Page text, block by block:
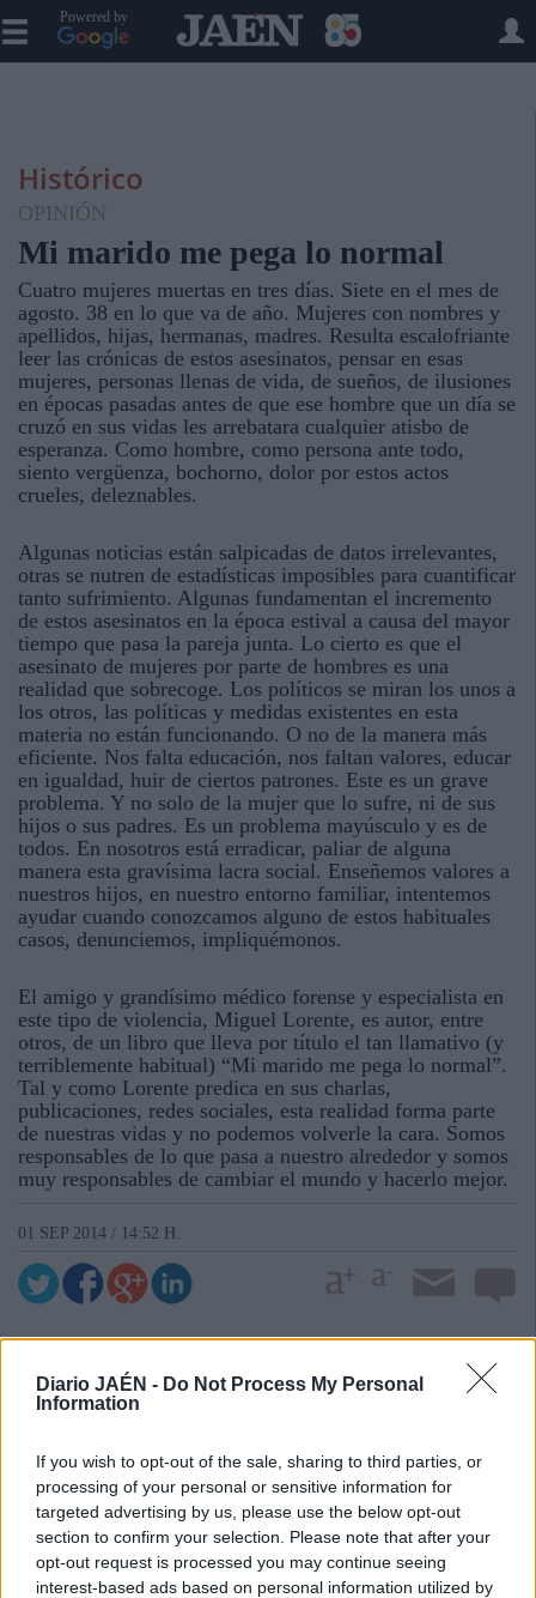
Diario JAÉN - Do Not Process My Personal
Information
If you wish to opt-out of the sale, sharing to third parties, or
processing of your personal or sensitive information for
targeted advertising by us, please use the below opt-out
section to confirm your selection. Please note that after your
opt-out request is processed you may continue seeing
interest-based ads based on personal information utilized by
Powered by
Histórico
OPINIÓN
Mi marido me pega lo normal
Cuatro mujeres muertas en tres días. Siete en el mes de
agosto. 38 en lo que va de año. Mujeres con nombres y
apellidos, hijas, hermanas, madres. Resulta escalofriante
leer las crónicas de estos asesinatos, pensar en esas
mujeres, personas llenas de vida, de sueños, de ilusiones
en épocas pasadas antes de que ese hombre que un día se
cruzó en sus vidas les arrebatara cualquier atisbo de
esperanza. Como hombre, como persona ante todo,
siento vergüenza, bochorno, dolor por estos actos
crueles, deleznables.
Algunas noticias están salpicadas de datos irrelevantes,
otras se nutren de estadísticas imposibles para cuantificar
tanto sufrimiento. Algunas fundamentan el incremento
de estos asesinatos en la época estival a causa del mayor
tiempo que pasa la pareja junta. Lo cierto es que el
asesinato de mujeres por parte de hombres es una
realidad que sobrecoge. Los políticos se miran los unos a
los otros, las políticas y medidas existentes en esta
materia no están funcionando. O no de la manera más
eficiente. Nos falta educación, nos faltan valores, educar
en igualdad, huir de ciertos patrones. Este es un grave
problema. Y no solo de la mujer que lo sufre, ni de sus
hijos o sus padres. Es un problema mayúsculo y es de
todos. En nosotros está erradicar, paliar de alguna
manera esta gravísima lacra social. Enseñemos valores a
nuestros hijos, en nuestro entorno familiar, intentemos
ayudar cuando conozcamos alguno de estos habituales
casos, denunciemos, impliquémonos.
El amigo y grandísimo médico forense y especialista en
este tipo de violencia, Miguel Lorente, es autor, entre
otros, de un libro que lleva por título el tan llamativo (y
terriblemente habitual) “Mi marido me pega lo normal”.
Tal y como Lorente predica en sus charlas,
publicaciones, redes sociales, esta realidad forma parte
de nuestras vidas y no podemos volverle la cara. Somos
responsables de lo que pasa a nuestro alrededor y somos
muy responsables de cambiar el mundo y hacerlo mejor.
01 SEP 2014 / 14:52 H.